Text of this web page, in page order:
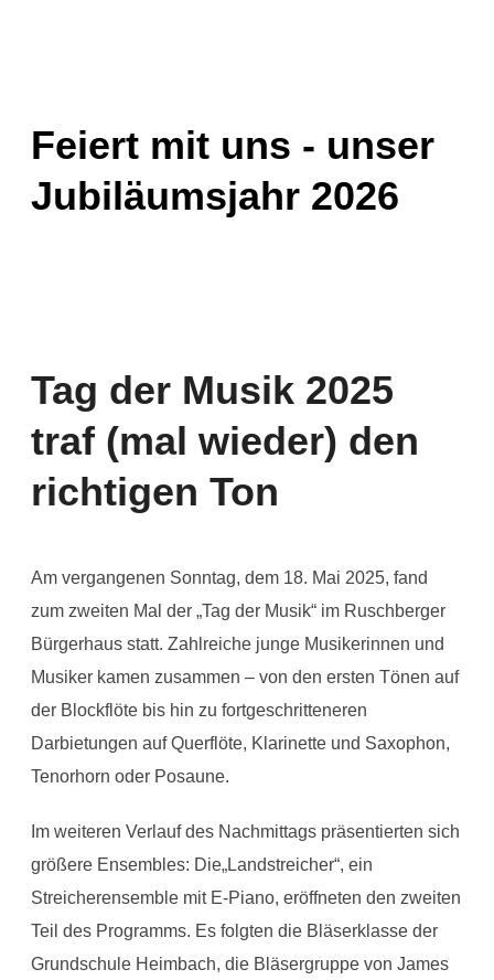
Feiert mit uns - unser
Jubiläumsjahr 2026
Tag der Musik 2025
traf (mal wieder) den
richtigen Ton
Am vergangenen Sonntag, dem 18. Mai 2025, fand
zum zweiten Mal der „Tag der Musik“ im Ruschberger
Bürgerhaus statt. Zahlreiche junge Musikerinnen und
Musiker kamen zusammen – von den ersten Tönen auf
der Blockflöte bis hin zu fortgeschritteneren
Darbietungen auf Querflöte, Klarinette und Saxophon,
Tenorhorn oder Posaune.
Im weiteren Verlauf des Nachmittags präsentierten sich
größere Ensembles: Die„Landstreicher“, ein
Streicherensemble mit E-Piano, eröffneten den zweiten
Teil des Programms. Es folgten die Bläserklasse der
Grundschule Heimbach, die Bläsergruppe von James